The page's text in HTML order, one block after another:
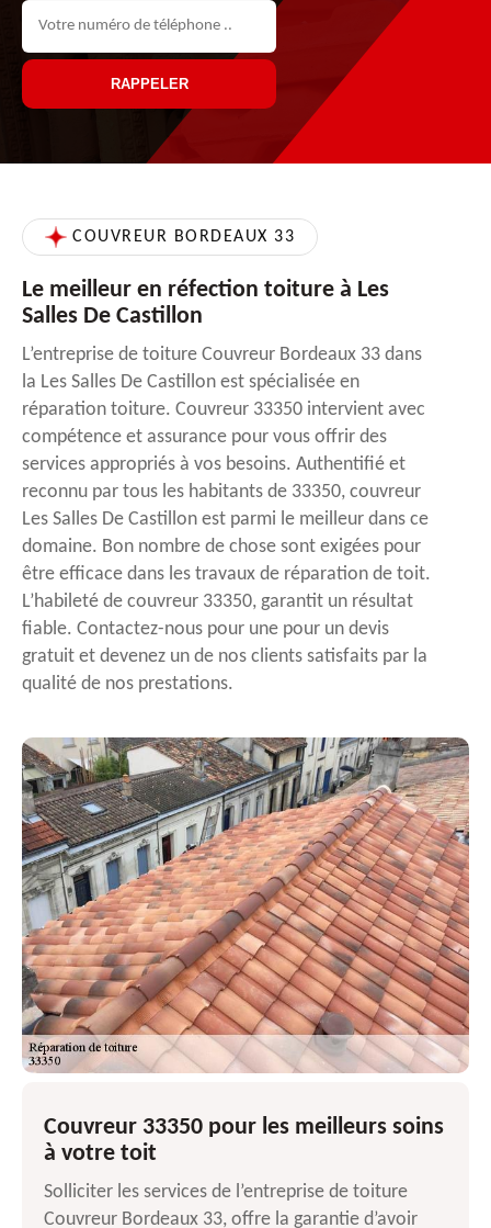
COUVREUR BORDEAUX 33
Le meilleur en réfection toiture à Les
Salles De Castillon
L’entreprise de toiture Couvreur Bordeaux 33 dans
la Les Salles De Castillon est spécialisée en
réparation toiture. Couvreur 33350 intervient avec
compétence et assurance pour vous offrir des
services appropriés à vos besoins. Authentifié et
reconnu par tous les habitants de 33350, couvreur
Les Salles De Castillon est parmi le meilleur dans ce
domaine. Bon nombre de chose sont exigées pour
être efficace dans les travaux de réparation de toit.
L’habileté de couvreur 33350, garantit un résultat
fiable. Contactez-nous pour une pour un devis
gratuit et devenez un de nos clients satisfaits par la
qualité de nos prestations.
Couvreur 33350 pour les meilleurs soins
à votre toit
Solliciter les services de l’entreprise de toiture
Couvreur Bordeaux 33, offre la garantie d’avoir